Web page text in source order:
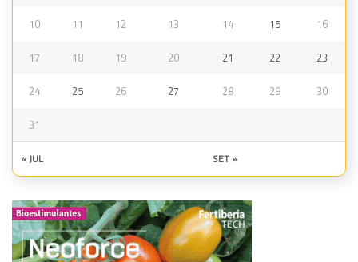
10 11 12 13 14 15 16
17 18 19 20 21 22 23
24 25 26 27 28 29 30
31
« JUL SET »